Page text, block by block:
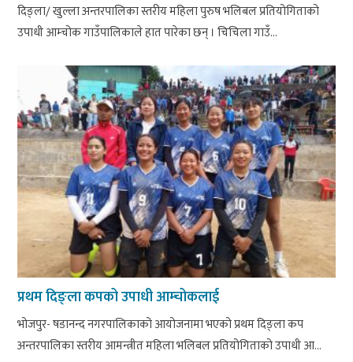
दिङ्ला/ खुल्ला अन्तरपालिका स्तरीय महिला पुरुष भलिबल प्रतियोगिताको
उपाधी आम्चोक गाउँपालिकाले हात पारेका छन् । चिचिला गाउँ...
प्रथम दिङ्ला कपको उपाधी आम्चोकलाई
भोजपुर- षडानन्द नगरपालिकाको आयोजनामा भएको प्रथम दिङ्ला कप
अन्तरपालिका स्तरीय आमन्त्रीत महिला भलिबल प्रतियोगिताको उपाधी आ...